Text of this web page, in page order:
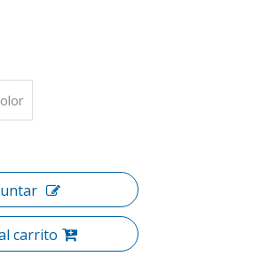
carrito